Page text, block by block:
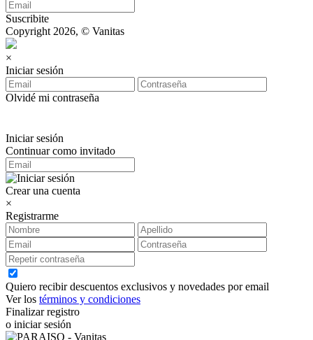
Suscribite
Copyright 2026, © Vanitas
×
Iniciar sesión
Olvidé mi contraseña
Iniciar sesión
Continuar como invitado
Crear una cuenta
×
Registrarme
Quiero recibir descuentos exclusivos y novedades por email
Ver los términos y condiciones
Finalizar registro
o iniciar sesión